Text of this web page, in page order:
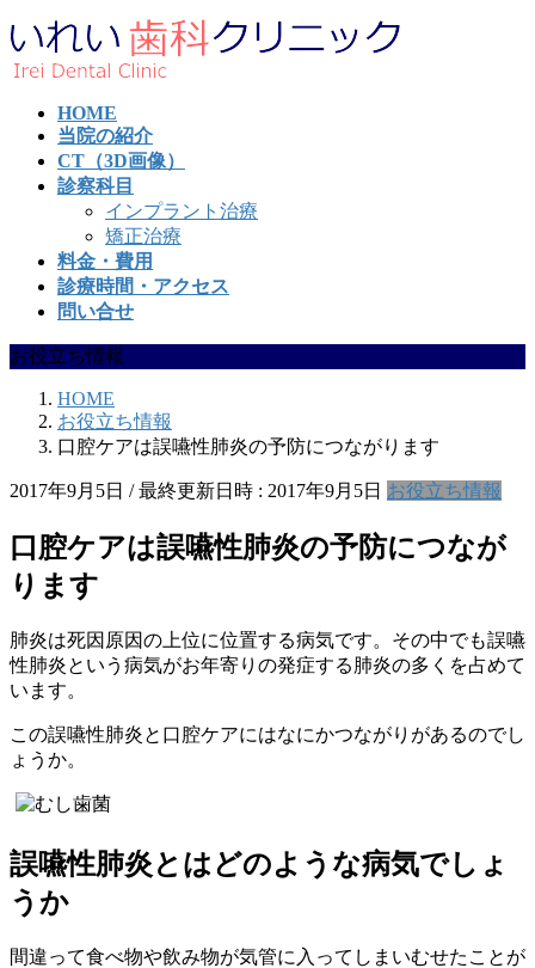
コ
ン
テ
ナ
ビ
ゲ
HOME
当院の紹介
CT（3D画像）
診察科目
インプラント治療
矯正治療
料金・費用
診療時間・アクセス
問い合せ
お役立ち情報
HOME
お役立ち情報
口腔ケアは誤嚥性肺炎の予防につながります
2017年9月5日 / 最終更新日時 : 2017年9月5日 お役立ち情報
口腔ケアは誤嚥性肺炎の予防につなが
ります
肺炎は死因原因の上位に位置する病気です。その中でも誤嚥
性肺炎という病気がお年寄りの発症する肺炎の多くを占めて
います。
この誤嚥性肺炎と口腔ケアにはなにかつながりがあるのでし
ょうか。
誤嚥性肺炎とはどのような病気でしょ
うか
間違って食べ物や飲み物が気管に入ってしまいむせたことが